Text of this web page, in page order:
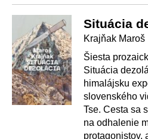
Situácia
Krajňak Maroš
Šiesta
Situácia
himalájsku
slovenského
Tse. Cesta sa
na odhalenie
protagonistov,